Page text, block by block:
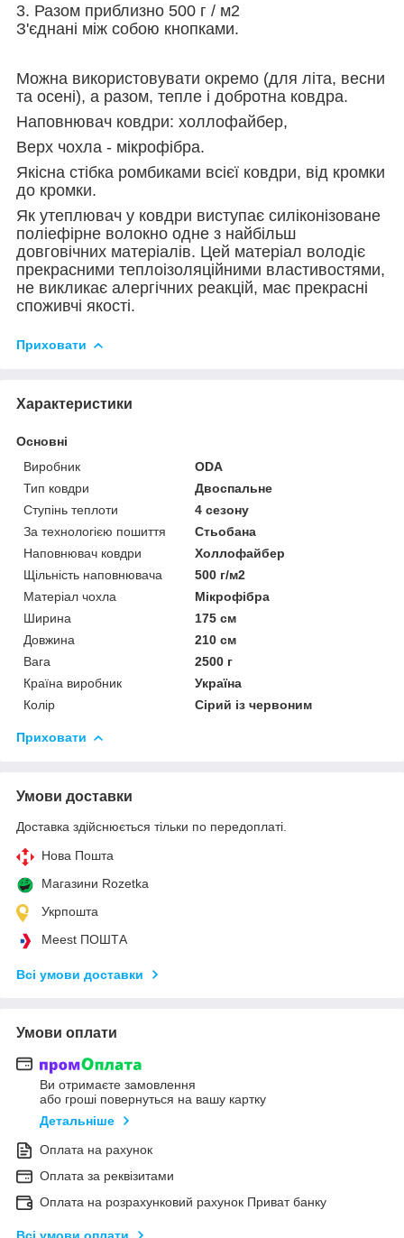
3. Разом приблизно 500 г / м2
З'єднані між собою кнопками.
Можна використовувати окремо (для літа, весни
та осені), а разом, тепле і добротна ковдра.
Наповнювач ковдри: холлофайбер,
Верх чохла - мікрофібра.
Якісна стібка ромбиками всієї ковдри, від кромки
до кромки.
Як утеплювач у ковдри виступає силіконізоване
поліефірне волокно одне з найбільш
довговічних матеріалів. Цей матеріал володіє
прекрасними теплоізоляційними властивостями,
не викликає алергічних реакцій, має прекрасні
споживчі якості.
Приховати
Характеристики
Основні
Виробник
ODA
Тип ковдри
Двоспальне
Ступінь теплоти
4 сезону
За технологією пошиття
Стьобана
Наповнювач ковдри
Холлофайбер
Щільність наповнювача
500 г/м2
Матеріал чохла
Мікрофібра
Ширина
175 см
Довжина
210 см
Вага
2500 г
Країна виробник
Україна
Колір
Сірий із червоним
Приховати
Умови доставки
Доставка здійснюється тільки по передоплаті.
Нова Пошта
Магазини Rozetka
Укрпошта
Meest ПОШТА
Всі умови доставки
Умови оплати
Ви отримаєте замовлення
або гроші повернуться на вашу картку
Детальніше
Оплата на рахунок
Оплата за реквізитами
Оплата на розрахунковий рахунок Приват банку